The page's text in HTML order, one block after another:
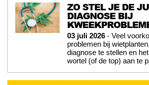
ZO STEL JE DE
DIAGNOSE BIJ
03 juli 2026 - Veel
problemen bij
diagnose te stellen en
wortel (of de top) aan te